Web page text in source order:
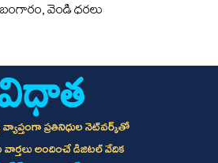
వెండి ధరలు
వ్యాప్తంగా ప్రతినిధుల నెట్‌వర్క్‌తో
అందించే డిజిటల్ వేదిక